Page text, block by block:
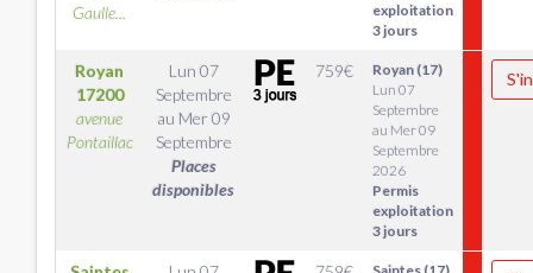
Gaulle...
exploitation
3 jours
Royan
17200
avenue
Pontaillac
Lun 07
Septembre
au Mer 09
Septembre
Places
disponibles
759€
Royan (17)
Lun 07
Septembre
au Mer 09
Septembre
2026
Permis
exploitation
3 jours